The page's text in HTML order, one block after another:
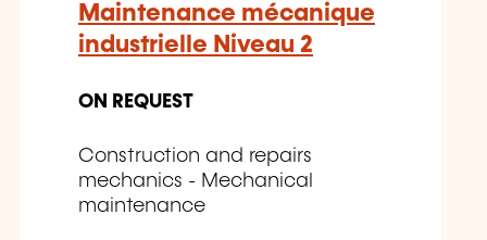
Maintenance mécanique
industrielle Niveau 2
ON REQUEST
Construction and repairs
mechanics - Mechanical
maintenance